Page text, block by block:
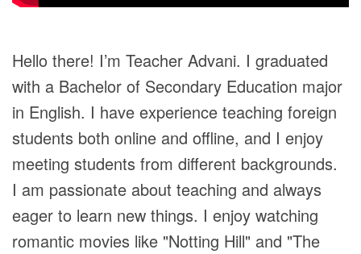
Hello there! I’m Teacher Advani. I graduated
with a Bachelor of Secondary Education major
in English. I have experience teaching foreign
students both online and offline, and I enjoy
meeting students from different backgrounds.
I am passionate about teaching and always
eager to learn new things. I enjoy watching
romantic movies like "Notting Hill" and "The